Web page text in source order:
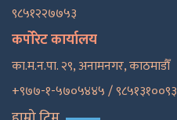
९८५१२२७७५३
कर्पोरेट कार्यालय
का.म.न.पा. २९, अनामनगर, काठमाडाैँ
+९७७-१-५७०५४४५ / ९८५१३१००९३